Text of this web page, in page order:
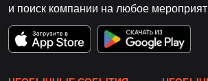
и поиск компании на любое